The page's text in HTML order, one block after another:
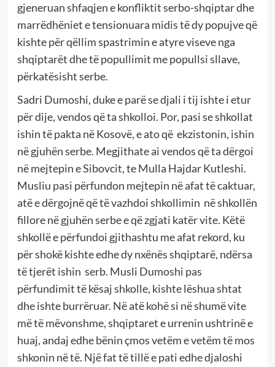
gjeneruan shfaqjen e konfliktit serbo-shqiptar dhe
marrëdhëniet e tensionuara midis të dy popujve që
kishte për qëllim spastrimin e atyre viseve nga
shqiptarët dhe të popullimit me popullsi sllave,
përkatësisht serbe.
Sadri Dumoshi, duke e parë se djali i tij ishte i etur
për dije, vendos që ta shkolloi. Por, pasi se shkollat
ishin të pakta në Kosovë, e ato që ekzistonin, ishin
në gjuhën serbe. Megjithate ai vendos që ta dërgoi
në mejtepin e Sibovcit, te Mulla Hajdar Kutleshi.
Musliu pasi përfundon mejtepin në afat të caktuar,
atë e dërgojnë që të vazhdoi shkollimin në shkollën
fillore në gjuhën serbe e që zgjati katër vite. Këtë
shkollë e përfundoi gjithashtu me afat rekord, ku
për shokë kishte edhe dy nxënës shqiptarë, ndërsa
të tjerët ishin serb. Musli Dumoshi pas
përfundimit të kësaj shkolle, kishte lëshua shtat
dhe ishte burrëruar. Në atë kohë si në shumë vite
më të mëvonshme, shqiptaret e urrenin ushtrinë e
huaj, andaj edhe bënin çmos vetëm e vetëm të mos
shkonin në të. Një fat të tillë e pati edhe djaloshi